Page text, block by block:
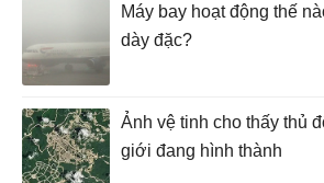
Máy bay hoạt động thế
dày đặc?
Ảnh vệ tinh cho thấy thủ
giới đang hình thành